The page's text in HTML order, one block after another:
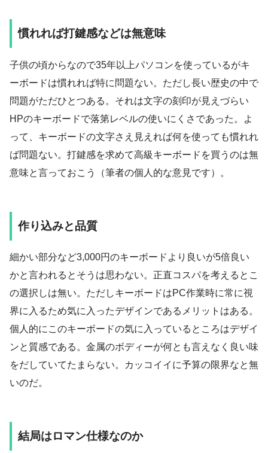
慣れれば打鍵感などは無意味
子供の頃からなので35年以上パソコンを使っているがキ
ーボードは慣れれば特に問題ない。ただし長い歴史の中で
問題がただひとつある。それは文字の刻印が見えづらい
HPのキーボードで落第レベルの使いにくさであった。よ
って、キーボードの文字さえ見えれば何を使っても慣れれ
ば問題ない。打鍵感を求めて高級キーボードを買うのは無
意味と言っておこう（筆者の個人的な意見です）。
作り込みと品質
細かい部分など3,000円のキーボードより良いが5倍良い
かと言われるとそうは思わない。正直コスパを考えるとこ
の選択しは無い。ただしキーボードはPC作業時に常に視
界に入るため気に入ったデザインであるメリットはある。
個人的にこのキーボードの気に入っているところはデザイ
ンと質感である。金属のボディーが何とも言えなく良い味
をだしていてたまらない。カッコイイに予算の限界なと無
いのだ。
結局はロマン仕様なのか